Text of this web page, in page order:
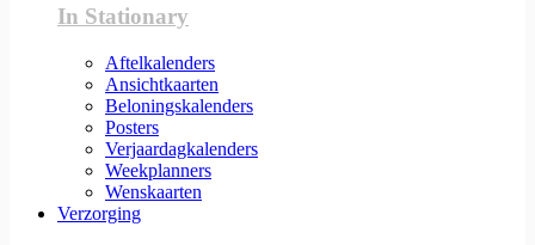
In Stationary
Aftelkalenders
Ansichtkaarten
Beloningskalenders
Posters
Verjaardagkalenders
Weekplanners
Wenskaarten
Verzorging